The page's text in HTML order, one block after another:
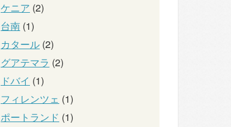
ケニア (2)
台南 (1)
カタール (2)
グアテマラ (2)
ドバイ (1)
フィレンツェ (1)
ポートランド (1)